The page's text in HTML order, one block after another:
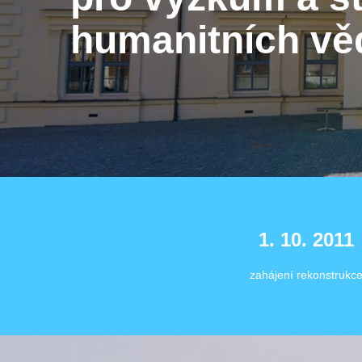
humanitních
1. 10. 2011
zahájení rekonstrukce